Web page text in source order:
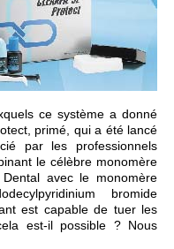
ce système a donné
primé, qui a été lancé
par les professionnels
le célèbre monomère
avec le monomère
bromide
est capable de tuer les
est-il possible ? Nous